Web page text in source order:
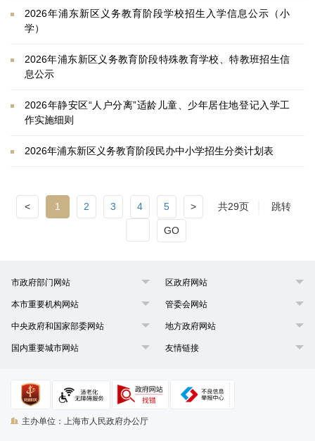
2026年浦东新区义务教育阶段学校招生入学信息公示（小
学）
2026年浦东新区义务教育阶段特殊教育学校、特教班招生信
息公示
2026年静安区“人户分离”适龄儿童、少年居住地登记入学工
作实施细则
2026年浦东新区义务教育阶段民办中小学招生分类计划表
< 1 2 3 4 5 > 共29页 跳转
GO
市政府部门网站 区政府网站
本市重要机构网站 管委会网站
中央政府和国家部委网站 地方政府网站
国内重要城市网站 友情链接
主办单位：上海市人民政府办公厅